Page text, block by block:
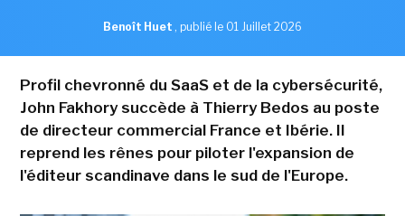
Benoît Huet , publié le 01 Juillet 2026
Profil chevronné du SaaS et de la cybersécurité,
John Fakhory succède à Thierry Bedos au poste
de directeur commercial France et Ibérie. Il
reprend les rênes pour piloter l'expansion de
l'éditeur scandinave dans le sud de l'Europe.